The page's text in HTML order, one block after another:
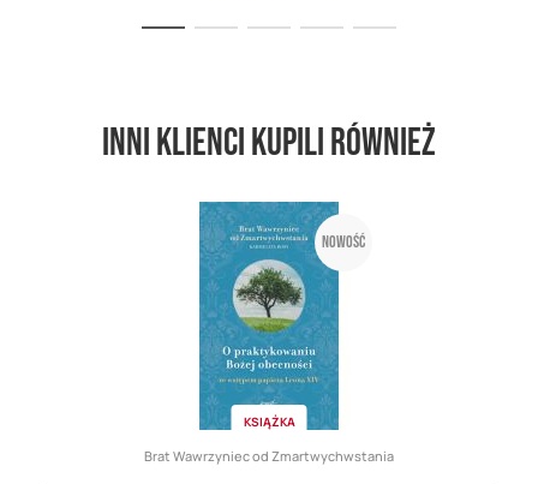
Inni klienci kupili również
Nowość
KSIĄŻKA
Brat Wawrzyniec od Zmartwychwstania